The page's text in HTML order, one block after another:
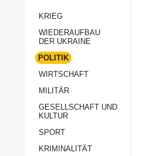
ALLE
Politik
Militär
KRIEG
WIEDERAUFBAU
DER UKRAINE
POLITIK
WIRTSCHAFT
MILITÄR
GESELLSCHAFT UND
KULTUR
SPORT
KRIMINALITÄT